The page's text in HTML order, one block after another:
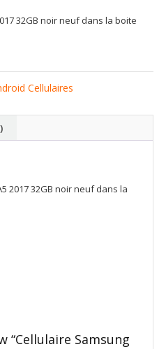
32GB noir neuf dans la boite
Cellulaires
2017 32GB noir neuf dans la
“Cellulaire Samsung